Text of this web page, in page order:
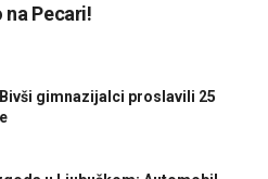
Pecari!
gimnazijalci proslavili 25